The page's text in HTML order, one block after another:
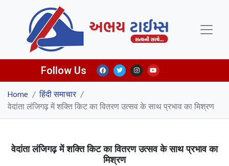
Follow Us
Home / हिंदी समाचार /
वेदांता लंजिगढ़ में शक्ति किट का वितरण उत्सव के साथ प्रभाव का मिश्रण
वेदांता लंजिगढ़ में शक्ति किट का वितरण उत्सव के साथ प्रभाव का
मिश्रण